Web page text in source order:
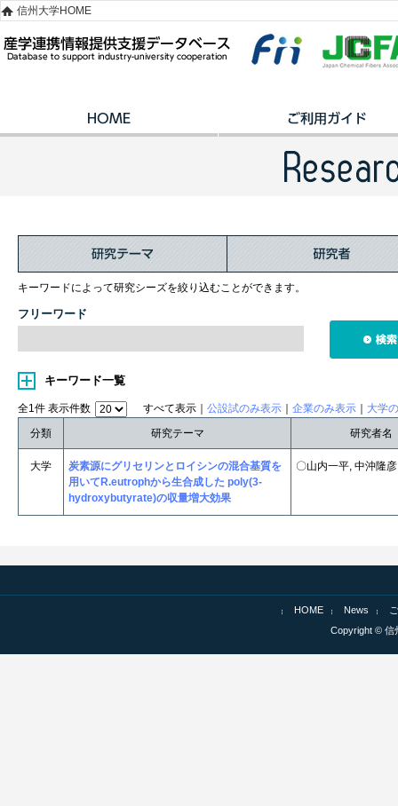
信州大学HOME
キーワードによって研究シーズを絞り込むことができます。
フリーワード
キーワード一覧
全1件 表示件数 すべて表示｜ 公設試のみ表示 企業のみ表示
大学
分類
研究テーマ 研究者名
大学
炭素源にグリセリンとロイシンの混合基質を
用いてR.eutrophから生合成した poly(3-
hydroxybutyrate)の収量増大効果
〇山内一平, 中沖隆彦
HOME News
Copyright © 信